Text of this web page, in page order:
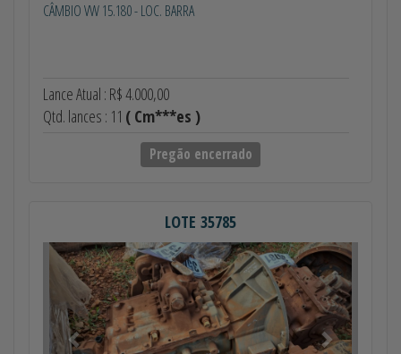
CÂMBIO VW 15.180 - LOC. BARRA
Lance Atual : R$ 4.000,00
Qtd. lances : 11 ( Cm***es )
Pregão encerrado
LOTE 35785
Anterior Próximo